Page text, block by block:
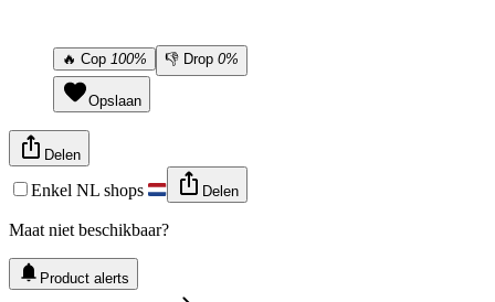
🔥 Cop 100% 👎 Drop 0%
Opslaan
Delen
Enkel NL shops Delen
Maat niet beschikbaar?
Product alerts